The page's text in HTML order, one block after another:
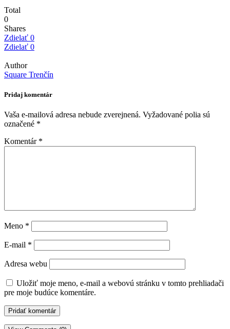
Total
0
Shares
Zdielať 0
Zdielať 0
Author
Square Trenčín
Pridaj komentár
Vaša e-mailová adresa nebude zverejnená. Vyžadované polia sú
označené *
Komentár *
Meno *
E-mail *
Adresa webu
Uložiť moje meno, e-mail a webovú stránku v tomto prehliadači
pre moje budúce komentáre.